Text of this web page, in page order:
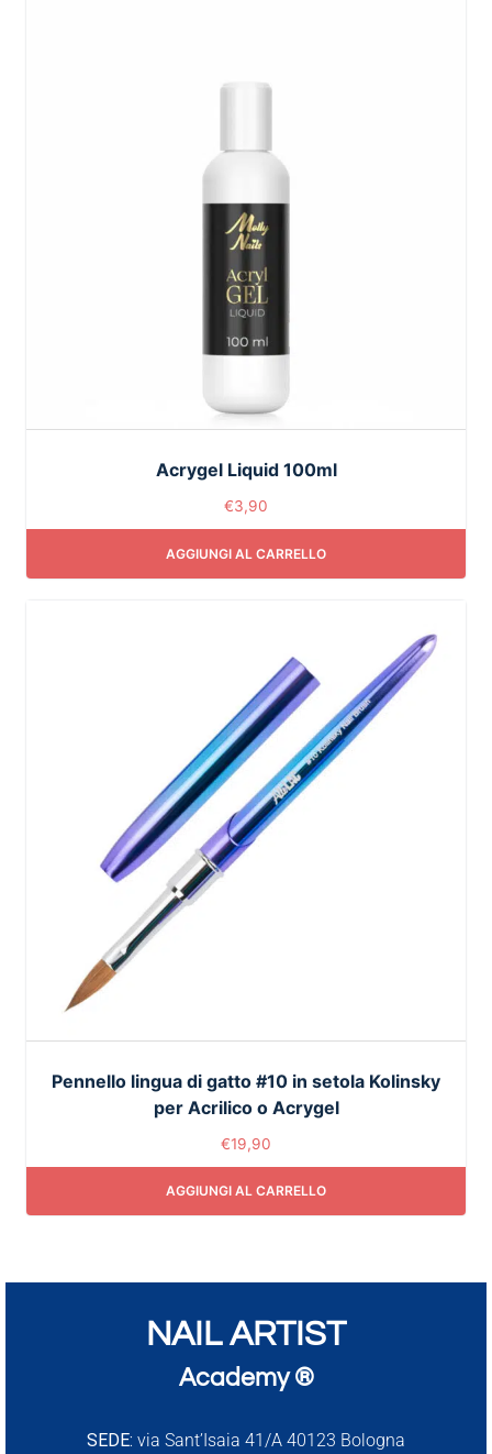
Acrygel Liquid 100ml
€3,90
AGGIUNGI AL CARRELLO
Pennello lingua di gatto #10 in setola Kolinsky
per Acrilico o Acrygel
€19,90
AGGIUNGI AL CARRELLO
NAIL ARTIST
Academy ®
SEDE: via Sant’Isaia 41/A 40123 Bologna